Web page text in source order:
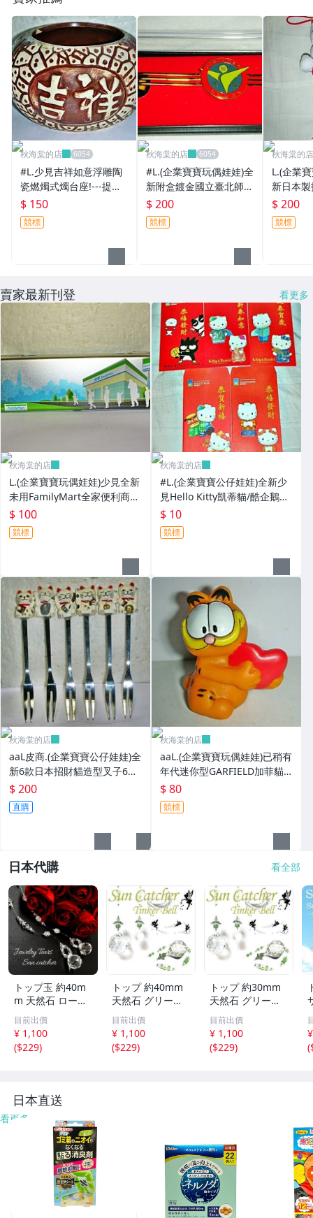
秋海棠的店
#L.少見吉祥如意浮雕陶
瓷燃燭式燭台座!---提供
給需要的人!/6房樂箱39/
-P
$ 150
競標
秋海棠的店
#L.(企業寶寶玩偶娃娃)全
新附盒鍍金國立臺北師範
學院92北宜候用校長班
領帶夾/紀念章
$ 200
競標
秋海棠的店
L.(企業
新日本
結吊飾
藏!!/6房
$ 200
競標
賣家最新刊登 看更多
秋海棠的店
L.(企業寶寶玩偶娃娃)少見全新
未用FamilyMart全家便利商店
鐵質筆盒!--值得擁有!
$ 100
競標
秋海棠的店
#L.(企業寶寶公仔娃娃)全新少
見Hello Kitty凱蒂貓/酷企鵝造
型紅包袋5個一套誠泰銀行所
贈!
$ 10
競標
秋海棠的店
aaL皮商.(企業寶寶公仔娃娃)全
新6款日本招財貓造型叉子6
入!!--造型都不一樣值得收藏!!/
大4/-P
$ 200
直購
秋海棠的店
aaL.(企業寶寶玩偶娃娃)已稍有
年代迷你型GARFIELD加菲貓
拿紅色心型造型公仔!--保存良
好值得收藏!/6房樂箱1
$ 80
競標
日本代購 看全部
トップ玉 約40m
m 天然石 ローズ
ジュエリー Tears
サンキャッチャー
パワーストーン
アクセサリー イ
目前出價
¥ 1,100
($229)
トップ 約40mm
天然石 グリーン
アベンチュリン T
inker Bell 妖精の
サンキャッチャー
パワーストーン
目前出價
¥ 1,100
($229)
トップ 約30mm
天然石 グリーン
アベンチュリン T
inker Bell 妖精の
サンキャッチャー
パワーストーン
目前出價
¥ 1,100
($229)
(
日本直送
看更多